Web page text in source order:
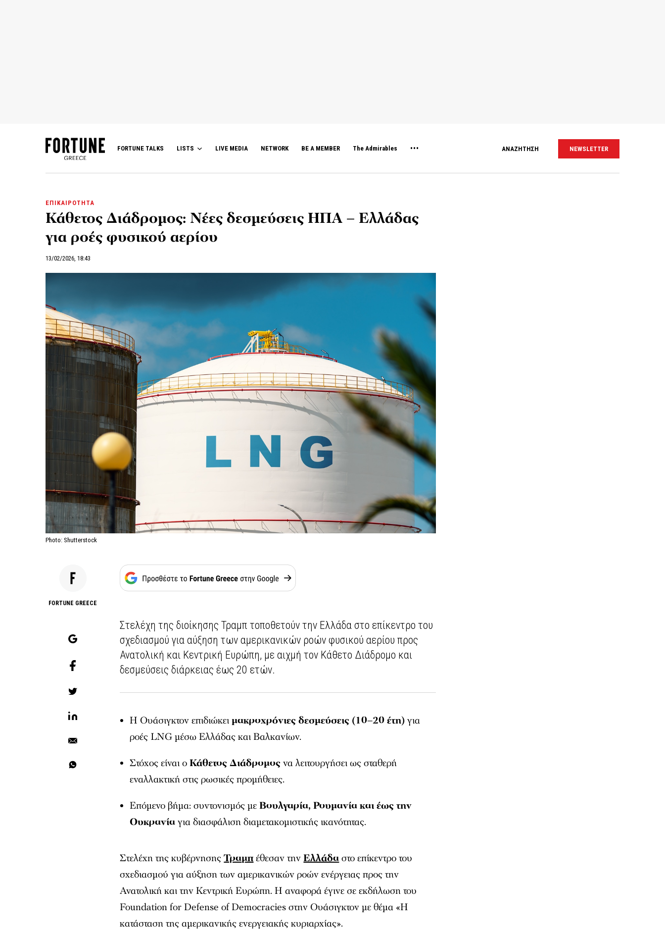
FORTUNE TALKS LISTS LIVE MEDIA NETWORK BE A MEMBER The Admirables ΑΝΑΖΗΤΗΣΗ NEWSLETTER
ΕΠΙΚΑΙΡΟΤΗΤΑ
Κάθετος Διάδρομος: Νέες δεσμεύσεις ΗΠΑ – Ελλάδας
για ροές φυσικού αερίου
13/02/2026, 18:43
Photo: Shutterstock
FORTUNE GREECE
Στελέχη της διοίκησης Τραμπ τοποθετούν την Ελλάδα στο επίκεντρο του
σχεδιασμού για αύξηση των αμερικανικών ροών φυσικού αερίου προς
Ανατολική και Κεντρική Ευρώπη, με αιχμή τον Κάθετο Διάδρομο και
δεσμεύσεις διάρκειας έως 20 ετών.
Η Ουάσιγκτον επιδιώκειμακροχρόνιες δεσμεύσεις (10–20 έτη)για
ροές LNG μέσω Ελλάδας και Βαλκανίων.
Στόχος είναι οΚάθετος Διάδρομος να λειτουργήσει ως σταθερή
εναλλακτική στις ρωσικές προμήθειες.
Επόμενο βήμα: συντονισμός μεΒουλγαρία, Ρουμανία και έως την
Ουκρανίαγια διασφάλιση διαμετακομιστικής ικανότητας.
Στελέχη της κυβέρνησηςΤραμπέθεσαν τηνΕλλάδαστο επίκεντρο του
σχεδιασμού για αύξηση των αμερικανικών ροών ενέργειας προς την
Ανατολική και την Κεντρική Ευρώπη. Η αναφορά έγινε σε εκδήλωση του
Foundation for Defense of Democracies στην Ουάσιγκτον με θέμα «Η
κατάσταση της αμερικανικής ενεργειακής κυριαρχίας».